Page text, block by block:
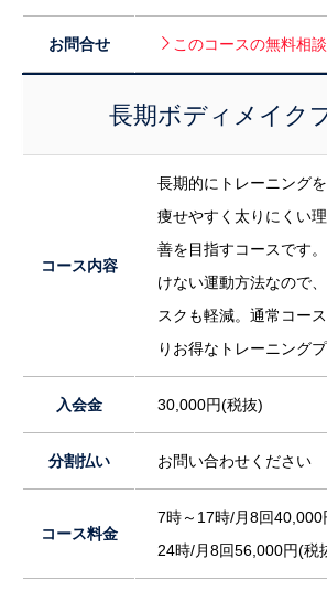
お問合せ このコースの無料相
長期ボディメイク
コース内容
長期的にトレーニングを
痩せやすく太りにくい
善を目指すコースです
けない運動方法なので
スクも軽減。通常コー
りお得なトレーニングプ
入会金 30,000円(税抜)
分割払い お問い合わせください
コース料金
7時～17時/月8回40,000
24時/月8回56,000円(税